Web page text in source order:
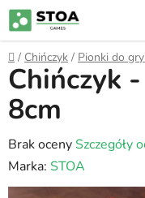
Przejść
do
treści
Home
/ Chińczyk / Pionki do
Chińczyk
8cm
Średnia
ocena
produktu
Brak ocenySzczegóły
Marka: STOA